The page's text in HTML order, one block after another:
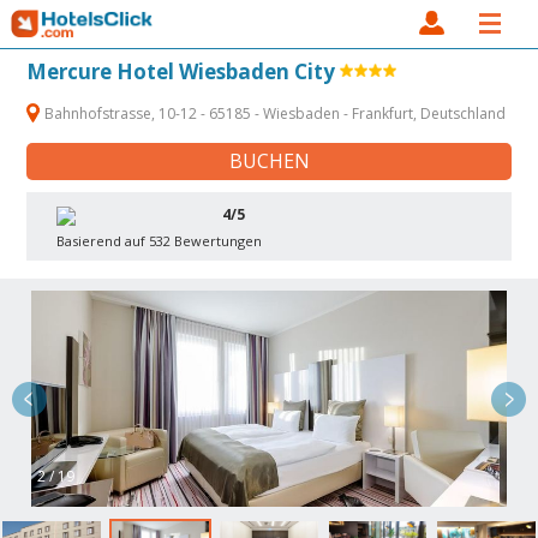
Mercure Hotel Wiesbaden City
Bahnhofstrasse, 10-12 - 65185 - Wiesbaden - Frankfurt, Deutschland
BUCHEN
4/5
Basierend auf 532 Bewertungen
2 / 19